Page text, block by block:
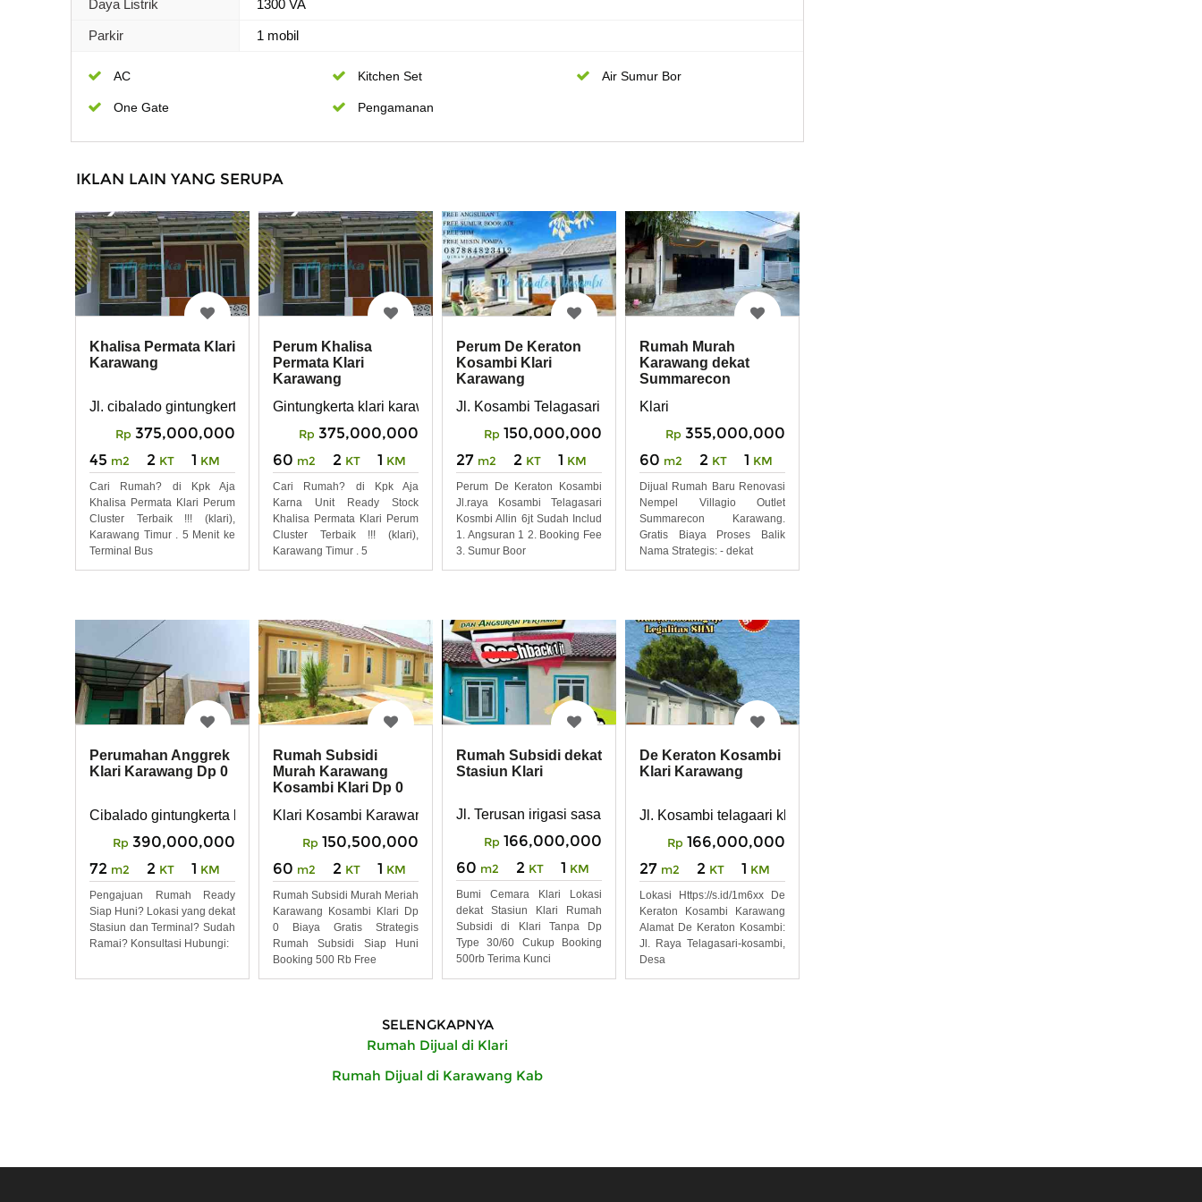
Daya Listrik 1300 VA
Parkir 1 mobil
AC Kitchen Set Air Sumur Bor
One Gate Pengamanan
IKLAN LAIN YANG SERUPA
Khalisa Permata Klari
Karawang
Jl. cibalado gintungkerta klari karawang
Rp 375,000,000
45 m2 2 KT 1 KM
Cari Rumah? di Kpk Aja
Khalisa Permata Klari Perum
Cluster Terbaik !!! (klari),
Karawang Timur . 5 Menit ke
Terminal Bus
Perum Khalisa
Permata Klari
Karawang
Gintungkerta klari karawang
Rp 375,000,000
60 m2 2 KT 1 KM
Cari Rumah? di Kpk Aja
Karna Unit Ready Stock
Khalisa Permata Klari Perum
Cluster Terbaik !!! (klari),
Karawang Timur . 5
Perum De Keraton
Kosambi Klari
Karawang
Jl. Kosambi Telagasari klari karawang
Rp 150,000,000
27 m2 2 KT 1 KM
Perum De Keraton Kosambi
Jl.raya Kosambi Telagasari
Kosmbi Allin 6jt Sudah Includ
1. Angsuran 1 2. Booking Fee
3. Sumur Boor
Rumah Murah
Karawang dekat
Summarecon
Stasiun Klari
Klari
Rp 355,000,000
60 m2 2 KT 1 KM
Dijual Rumah Baru Renovasi
Nempel Villagio Outlet
Summarecon Karawang.
Gratis Biaya Proses Balik
Nama Strategis: - dekat
Perumahan Anggrek
Klari Karawang Dp 0
Cibalado gintungkerta karawang dekat stasiun klari
Rp 390,000,000
72 m2 2 KT 1 KM
Pengajuan Rumah Ready
Siap Huni? Lokasi yang dekat
Stasiun dan Terminal? Sudah
Ramai? Konsultasi Hubungi:
Rumah Subsidi
Murah Karawang
Kosambi Klari Dp 0
Strategis
Klari Kosambi Karawang
Rp 150,500,000
60 m2 2 KT 1 KM
Rumah Subsidi Murah Meriah
Karawang Kosambi Klari Dp
0 Biaya Gratis Strategis
Rumah Subsidi Siap Huni
Booking 500 Rb Free
Rumah Subsidi dekat
Stasiun Klari
Jl. Terusan irigasi sasak misran klari karawang
Rp 166,000,000
60 m2 2 KT 1 KM
Bumi Cemara Klari Lokasi
dekat Stasiun Klari Rumah
Subsidi di Klari Tanpa Dp
Type 30/60 Cukup Booking
500rb Terima Kunci
De Keraton Kosambi
Klari Karawang
Jl. Kosambi telagaari klari karawang
Rp 166,000,000
27 m2 2 KT 1 KM
Lokasi Https://s.id/1m6xx De
Keraton Kosambi Karawang
Alamat De Keraton Kosambi:
Jl. Raya Telagasari-kosambi,
Desa
SELENGKAPNYA
Rumah Dijual di Klari
Rumah Dijual di Karawang Kab